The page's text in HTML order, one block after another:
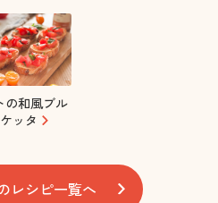
の和風ブル
ッタ
レシピ一覧へ